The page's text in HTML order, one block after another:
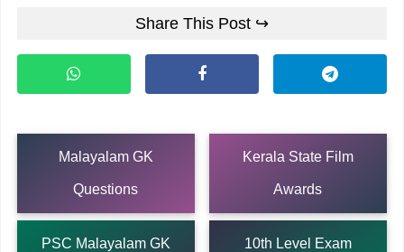
Share This Post ↪
Malayalam GK
Questions
Kerala State Film
Awards
PSC Malayalam GK 10th Level Exam